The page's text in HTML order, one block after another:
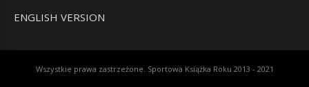
ENGLISH VERSION
Wszystkie prawa zastrzeżone. Sportowa Książka Roku 2013 - 2021